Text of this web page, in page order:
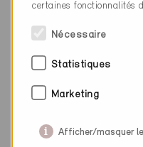
Planification énergétique
0 Bâtiments Minergie
certaines fonctionnalités
Nécessaire
Statistiques
Marketing
Afficher/masquer